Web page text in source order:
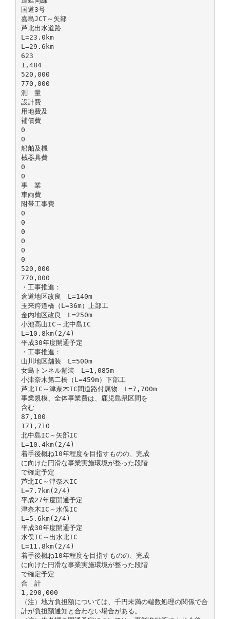
国道3号
嘉島JCT～矢部
芦北出水道路
L=23.0km
L=29.6km
623
1,484
520,000
770,000
測 量
設計費
用地費及
補償費
0
0
船舶及機
械器具費
0
0
事 業
車両費
附帯工事費
0
0
0
0
0
0
520,000
770,000
・工事推進：
倉道地区改良 L=140m
玉来跨道橋（L=36m）上部工
金内地区改良 L=250m
小池高山IC～北中島IC
L=10.8km(2/4)
平成30年度開通予定
・工事推進：
山川地区舗装 L=500m
女島トンネル舗装 L=1,085m
小津奈木第二橋（L=459m）下部工
芦北IC～津奈木IC間道路付属物 L=7,700m
事業規模、全体事業費は、鹿児島県区間を
含む
87,100
171,710
北中島IC～矢部IC
L=10.4km(2/4)
着手後概ね10年程度を目指すものの、完成
に向けた円滑な事業実施環境が整った段階
で確定予定
芦北IC～津奈木IC
L=7.7km(2/4)
平成27年度開通予定
津奈木IC～水俣IC
L=5.6km(2/4)
平成30年度開通予定
水俣IC～出水北IC
L=11.8km(2/4)
着手後概ね10年程度を目指すものの、完成
に向けた円滑な事業実施環境が整った段階
で確定予定
合 計
1,290,000
（注）地方負担額については、千円未満の端数処理の関係で合
計が負担額通知と合わない場合がある。